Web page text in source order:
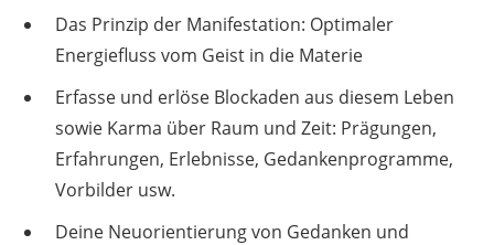
Das Prinzip der Manifestation: Optimaler
Energiefluss vom Geist in die Materie
Erfasse und erlöse Blockaden aus diesem Leben
sowie Karma über Raum und Zeit: Prägungen,
Erfahrungen, Erlebnisse, Gedankenprogramme,
Vorbilder usw.
Deine Neuorientierung von Gedanken und